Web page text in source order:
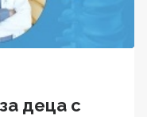
деца с